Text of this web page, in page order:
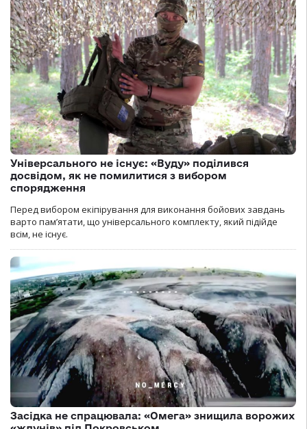
Універсального не існує: «Вуду» поділився
досвідом, як не помилитися з вибором
спорядження
Перед вибором екіпірування для виконання бойових завдань
варто пам’ятати, що універсального комплекту, який підійде
всім, не існує.
Засідка не спрацювала: «Омега» знищила ворожих